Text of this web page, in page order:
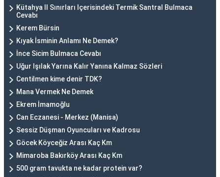
Kütahya Il Sınırları Içerisindeki Termik Santral Bulmaca
Cevabı
Kerem Bürsin
Kıyak İsminin Anlamı Ne Demek?
İnce Sicim Bulmaca Cevabı
Uğur Işılak Yarına Kalır Yanına Kalmaz Sözleri
Centilmen kime denir TDK?
Mana Vermek Ne Demek
Ekrem İmamoğlu
Can Eczanesi - Merkez (Manisa)
Sessiz Düşman Oyuncuları ve Kadrosu
Göcek Köyceğiz Arası Kaç Km
Mimaroba Bakırköy Arası Kaç Km
500 gram tavukta ne kadar protein var?